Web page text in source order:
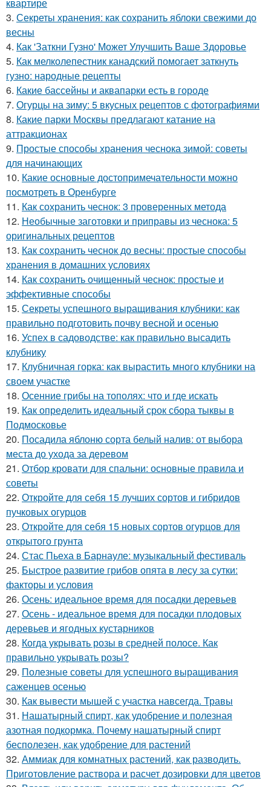
квартире
3. Секреты хранения: как сохранить яблоки свежими до
весны
4. Как 'Заткни Гузно' Может Улучшить Ваше Здоровье
5. Как мелколепестник канадский помогает заткнуть
гузно: народные рецепты
6. Какие бассейны и аквапарки есть в городе
7. Огурцы на зиму: 5 вкусных рецептов с фотографиями
8. Какие парки Москвы предлагают катание на
аттракционах
9. Простые способы хранения чеснока зимой: советы
для начинающих
10. Какие основные достопримечательности можно
посмотреть в Оренбурге
11. Как сохранить чеснок: 3 проверенных метода
12. Необычные заготовки и приправы из чеснока: 5
оригинальных рецептов
13. Как сохранить чеснок до весны: простые способы
хранения в домашних условиях
14. Как сохранить очищенный чеснок: простые и
эффективные способы
15. Секреты успешного выращивания клубники: как
правильно подготовить почву весной и осенью
16. Успех в садоводстве: как правильно высадить
клубнику
17. Клубничная горка: как вырастить много клубники на
своем участке
18. Осенние грибы на тополях: что и где искать
19. Как определить идеальный срок сбора тыквы в
Подмосковье
20. Посадила яблоню сорта белый налив: от выбора
места до ухода за деревом
21. Отбор кровати для спальни: основные правила и
советы
22. Откройте для себя 15 лучших сортов и гибридов
пучковых огурцов
23. Откройте для себя 15 новых сортов огурцов для
открытого грунта
24. Стас Пьеха в Барнауле: музыкальный фестиваль
25. Быстрое развитие грибов опята в лесу за сутки:
факторы и условия
26. Осень: идеальное время для посадки деревьев
27. Осень - идеальное время для посадки плодовых
деревьев и ягодных кустарников
28. Когда укрывать розы в средней полосе. Как
правильно укрывать розы?
29. Полезные советы для успешного выращивания
саженцев осенью
30. Как вывести мышей с участка навсегда. Травы
31. Нашатырный спирт, как удобрение и полезная
азотная подкормка. Почему нашатырный спирт
бесполезен, как удобрение для растений
32. Аммиак для комнатных растений, как разводить.
Приготовление раствора и расчет дозировки для цветов